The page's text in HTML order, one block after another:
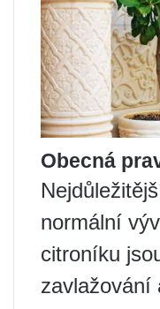
Obecná
normální
citroníku
zavlažování